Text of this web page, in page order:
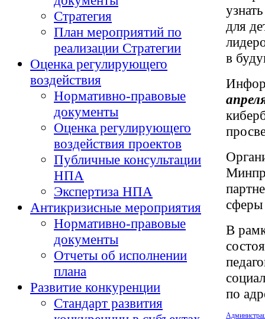
Стратегия
План мероприятий по
реализации Стратегии
Оценка регулирующего
воздействия
Нормативно-правовые
документы
Оценка регулирующего
воздействия проектов
Публичные консультации
НПА
Экспертиза НПА
Антикризисные мероприятия
Нормативно-правовые
документы
Отчеты об исполнении
плана
Развитие конкуренции
Стандарт развития
для
в
сферы
В
по